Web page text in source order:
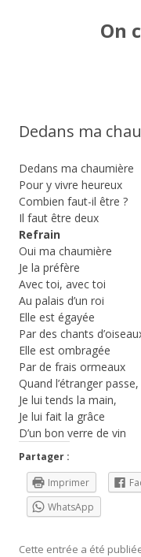
On
Dedans ma
Dedans ma chaumière
Pour y vivre heureux
Combien faut-il être ?
Il faut être deux
Refrain
Oui ma chaumière
Je la préfère
Avec toi, avec toi
Au palais d’un roi
Elle est égayée
Par des chants
Elle est ombragée
Par de frais ormeaux
Quand l’étranger passe,
Je lui tends la main,
Je lui fait la grâce
D’un bon verre de vin
Partager :
Imprimer
WhatsApp
Cette entrée a été